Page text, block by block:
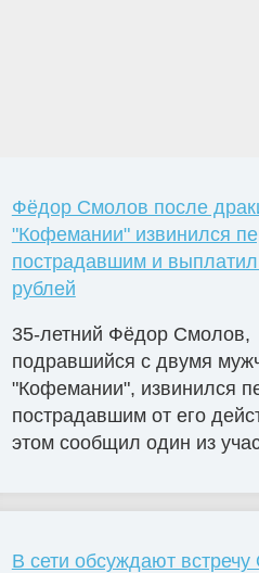
Фёдор Смолов после
"Кофемании" извинился
пострадавшим и
рублей
35-летний Фёдор Смолов,
подравшийся с двумя
"Кофемании", извинился
пострадавшим от его
этом сообщил один из
В сети обсуждают